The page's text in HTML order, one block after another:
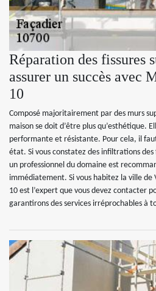
Réparation des fissures
assurer un succès avec
10
Composé majoritairement par des murs
maison se doit d’être plus qu’esthétique.
performante et résistante. Pour cela, il
état. Si vous constatez des infiltrations
un professionnel du domaine est
immédiatement. Si vous habitez la ville de
10 est l’expert que vous devez contacter
garantirons des services irréprochables à